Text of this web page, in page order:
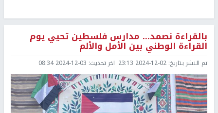
بالقراءة نصمد... مدارس فلسطين تحيي يوم
القراءة الوطني بين الأمل والألم
تم النشر بتاريخ: 2024-12-02 23:13 اخر تحديث: 2024-12-03 08:34